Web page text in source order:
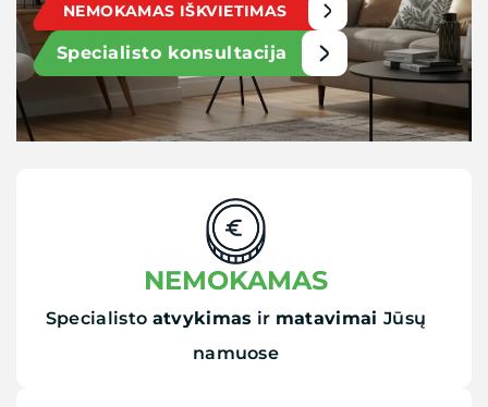
NEMOKAMAS IŠKVIETIMAS
Specialisto konsultacija
NEMOKAMAS
Specialisto atvykimas ir matavimai Jūsų
namuose